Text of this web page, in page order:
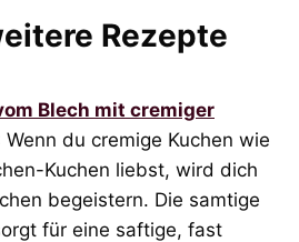
Rezepte
Blech mit cremiger
Wenn du cremige Kuchen wie
Kuchen liebst, wird dich
begeistern. Die samtige
für eine saftige, fast